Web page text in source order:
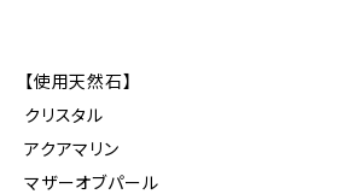
【使用天然石】
クリスタル
アクアマリン
マザーオブパール